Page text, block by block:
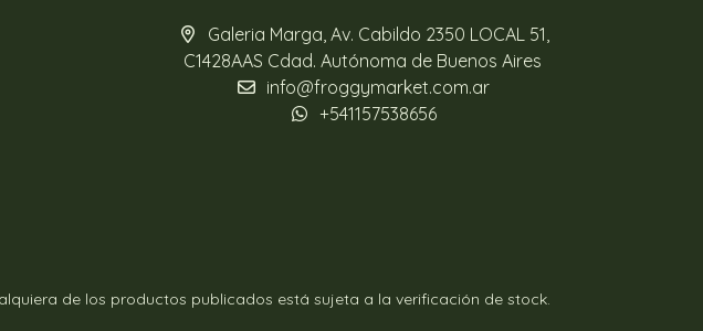
Galeria Marga, Av. Cabildo 2350 LOCAL 51,
C1428AAS Cdad. Autónoma de Buenos Aires
info@froggymarket.com.ar
+541157538656
de los productos publicados está sujeta a la verificación de stock.